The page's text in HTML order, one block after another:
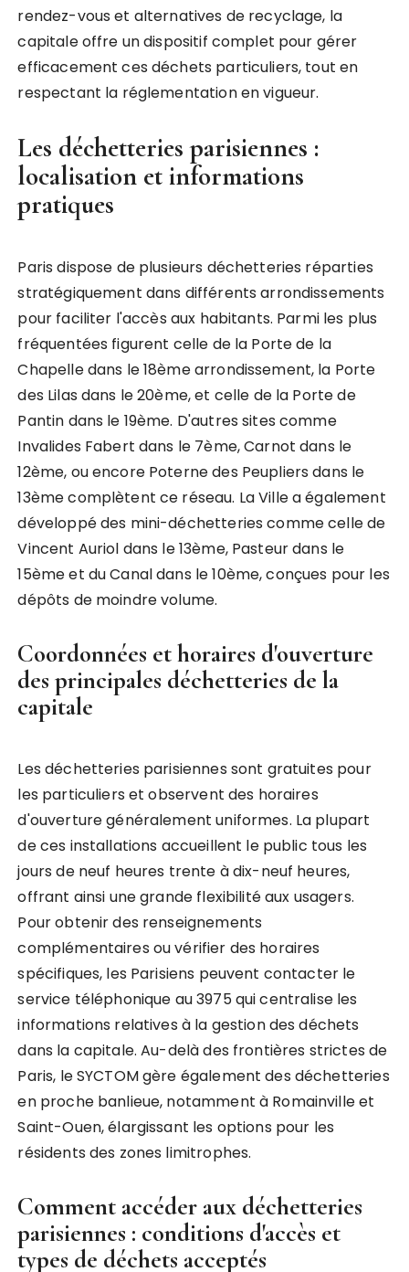
rendez-vous et alternatives de recyclage, la
capitale offre un dispositif complet pour gérer
efficacement ces déchets particuliers, tout en
respectant la réglementation en vigueur.
Les déchetteries parisiennes :
localisation et informations
pratiques
Paris dispose de plusieurs déchetteries réparties
stratégiquement dans différents arrondissements
pour faciliter l'accès aux habitants. Parmi les plus
fréquentées figurent celle de la Porte de la
Chapelle dans le 18ème arrondissement, la Porte
des Lilas dans le 20ème, et celle de la Porte de
Pantin dans le 19ème. D'autres sites comme
Invalides Fabert dans le 7ème, Carnot dans le
12ème, ou encore Poterne des Peupliers dans le
13ème complètent ce réseau. La Ville a également
développé des mini-déchetteries comme celle de
Vincent Auriol dans le 13ème, Pasteur dans le
15ème et du Canal dans le 10ème, conçues pour les
dépôts de moindre volume.
Coordonnées et horaires d'ouverture
des principales déchetteries de la
capitale
Les déchetteries parisiennes sont gratuites pour
les particuliers et observent des horaires
d'ouverture généralement uniformes. La plupart
de ces installations accueillent le public tous les
jours de neuf heures trente à dix-neuf heures,
offrant ainsi une grande flexibilité aux usagers.
Pour obtenir des renseignements
complémentaires ou vérifier des horaires
spécifiques, les Parisiens peuvent contacter le
service téléphonique au 3975 qui centralise les
informations relatives à la gestion des déchets
dans la capitale. Au-delà des frontières strictes de
Paris, le SYCTOM gère également des déchetteries
en proche banlieue, notamment à Romainville et
Saint-Ouen, élargissant les options pour les
résidents des zones limitrophes.
Comment accéder aux déchetteries
parisiennes : conditions d'accès et
types de déchets acceptés